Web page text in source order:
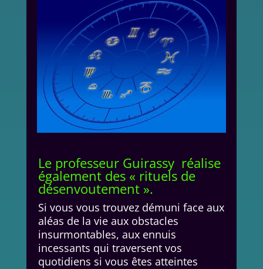
Le professeur Guirassy réalise
également des « rituels de
désenvoutement ».
Si vous vous trouvez démuni face aux
aléas de la vie aux obstacles
insurmontables, aux ennuis
incessants qui traversent vos
quotidiens si vous êtes atteintes